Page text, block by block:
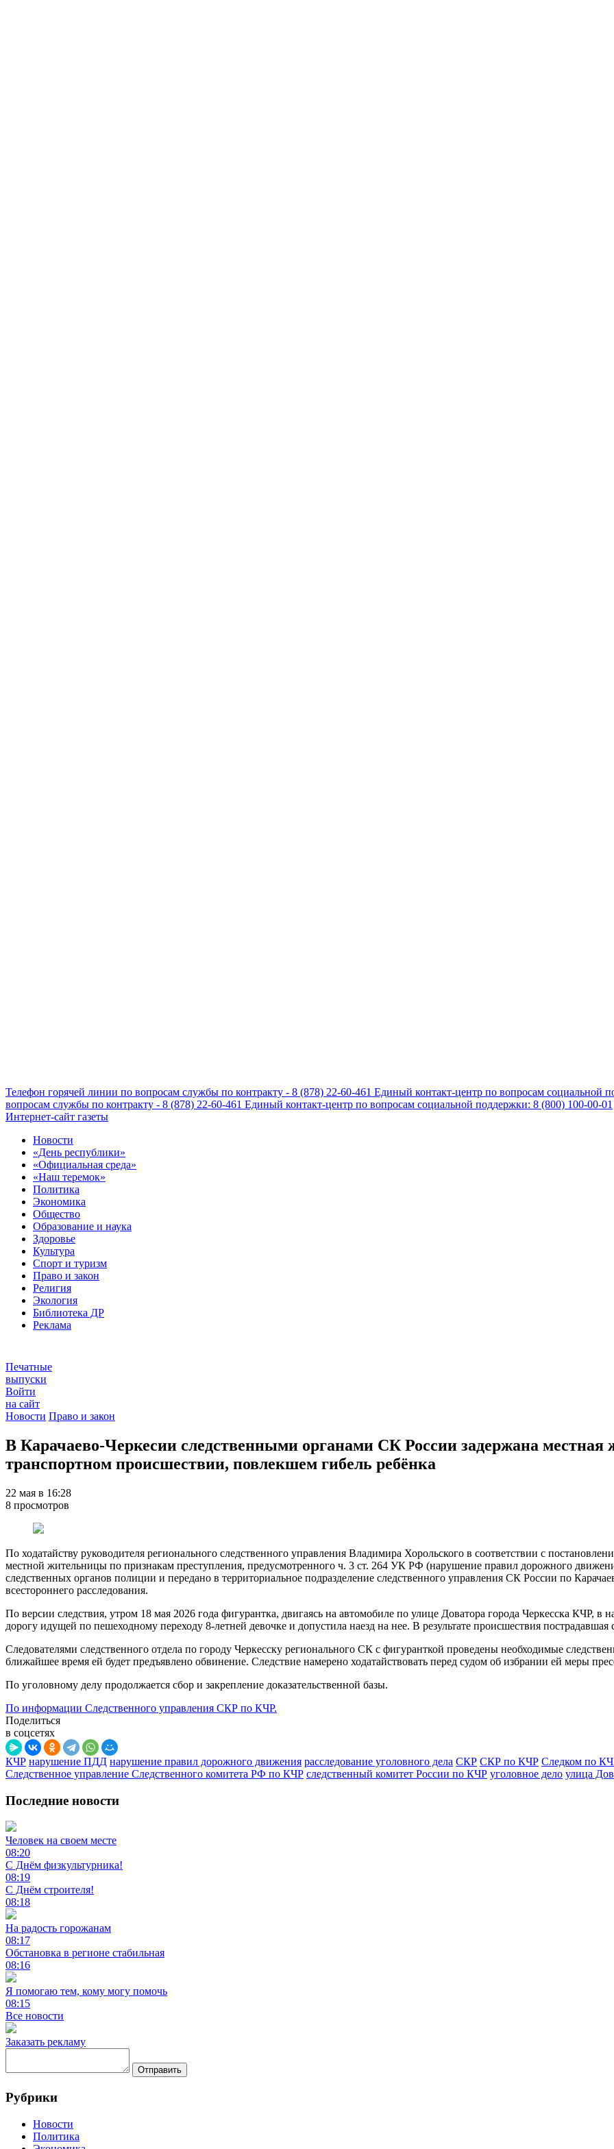
Телефон горячей линии по вопросам службы по контракту - 8 (878) 22-60-461 Единый контакт-центр по вопросам социальной
вопросам службы по контракту - 8 (878) 22-60-461 Единый контакт-центр по вопросам социальной поддержки: 8 (800) 100-00-01
Интернет-сайт газеты
Новости
«День республики»
«Официальная среда»
«Наш теремок»
Политика
Экономика
Общество
Образование и наука
Здоровье
Культура
Спорт и туризм
Право и закон
Религия
Экология
Библиотека ДР
Реклама
Печатные
выпуски
Войти
на сайт
Новости Право и закон
В Карачаево-Черкесии следственными органами СК России задержана местная
транспортном происшествии, повлекшем гибель ребёнка
22 мая в 16:28
8 просмотров
По ходатайству руководителя регионального следственного управления Владимира Хорольского в соответствии с
местной жительницы по признакам преступления, предусмотренного ч. 3 ст. 264 УК РФ (нарушение правил дорожного
следственных органов полиции и передано в территориальное подразделение следственного управления СК России по
всестороннего расследования.
По версии следствия, утром 18 мая 2026 года фигурантка, двигаясь на автомобиле по улице Доватора города Черкесска КЧР,
дорогу идущей по пешеходному переходу 8-летней девочке и допустила наезд на нее. В результате происшествия
Следователями следственного отдела по городу Черкесску регионального СК с фигуранткой проведены необходимые
ближайшее время ей будет предъявлено обвинение. Следствие намерено ходатайствовать перед судом об избрании ей меры
По уголовному делу продолжается сбор и закрепление доказательственной базы.
По информации Следственного управления СКР по КЧР.
Поделиться
в соцсетях
КЧР нарушение ПДД нарушение правил дорожного движения расследование уголовного дела СКР СКР по КЧР Следком по
Следственное управление Следственного комитета РФ по КЧР следственный комитет России по КЧР уголовное дело улица
Последние новости
Человек на своем месте
08:20
С Днём физкультурника!
08:19
С Днём строителя!
08:18
На радость горожанам
08:17
Обстановка в регионе стабильная
08:16
Я помогаю тем, кому могу помочь
08:15
Все новости
Заказать рекламу
Отправить
Рубрики
Новости
Политика